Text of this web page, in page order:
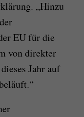
„Hinzu
EU für die
von direkter
Jahr auf